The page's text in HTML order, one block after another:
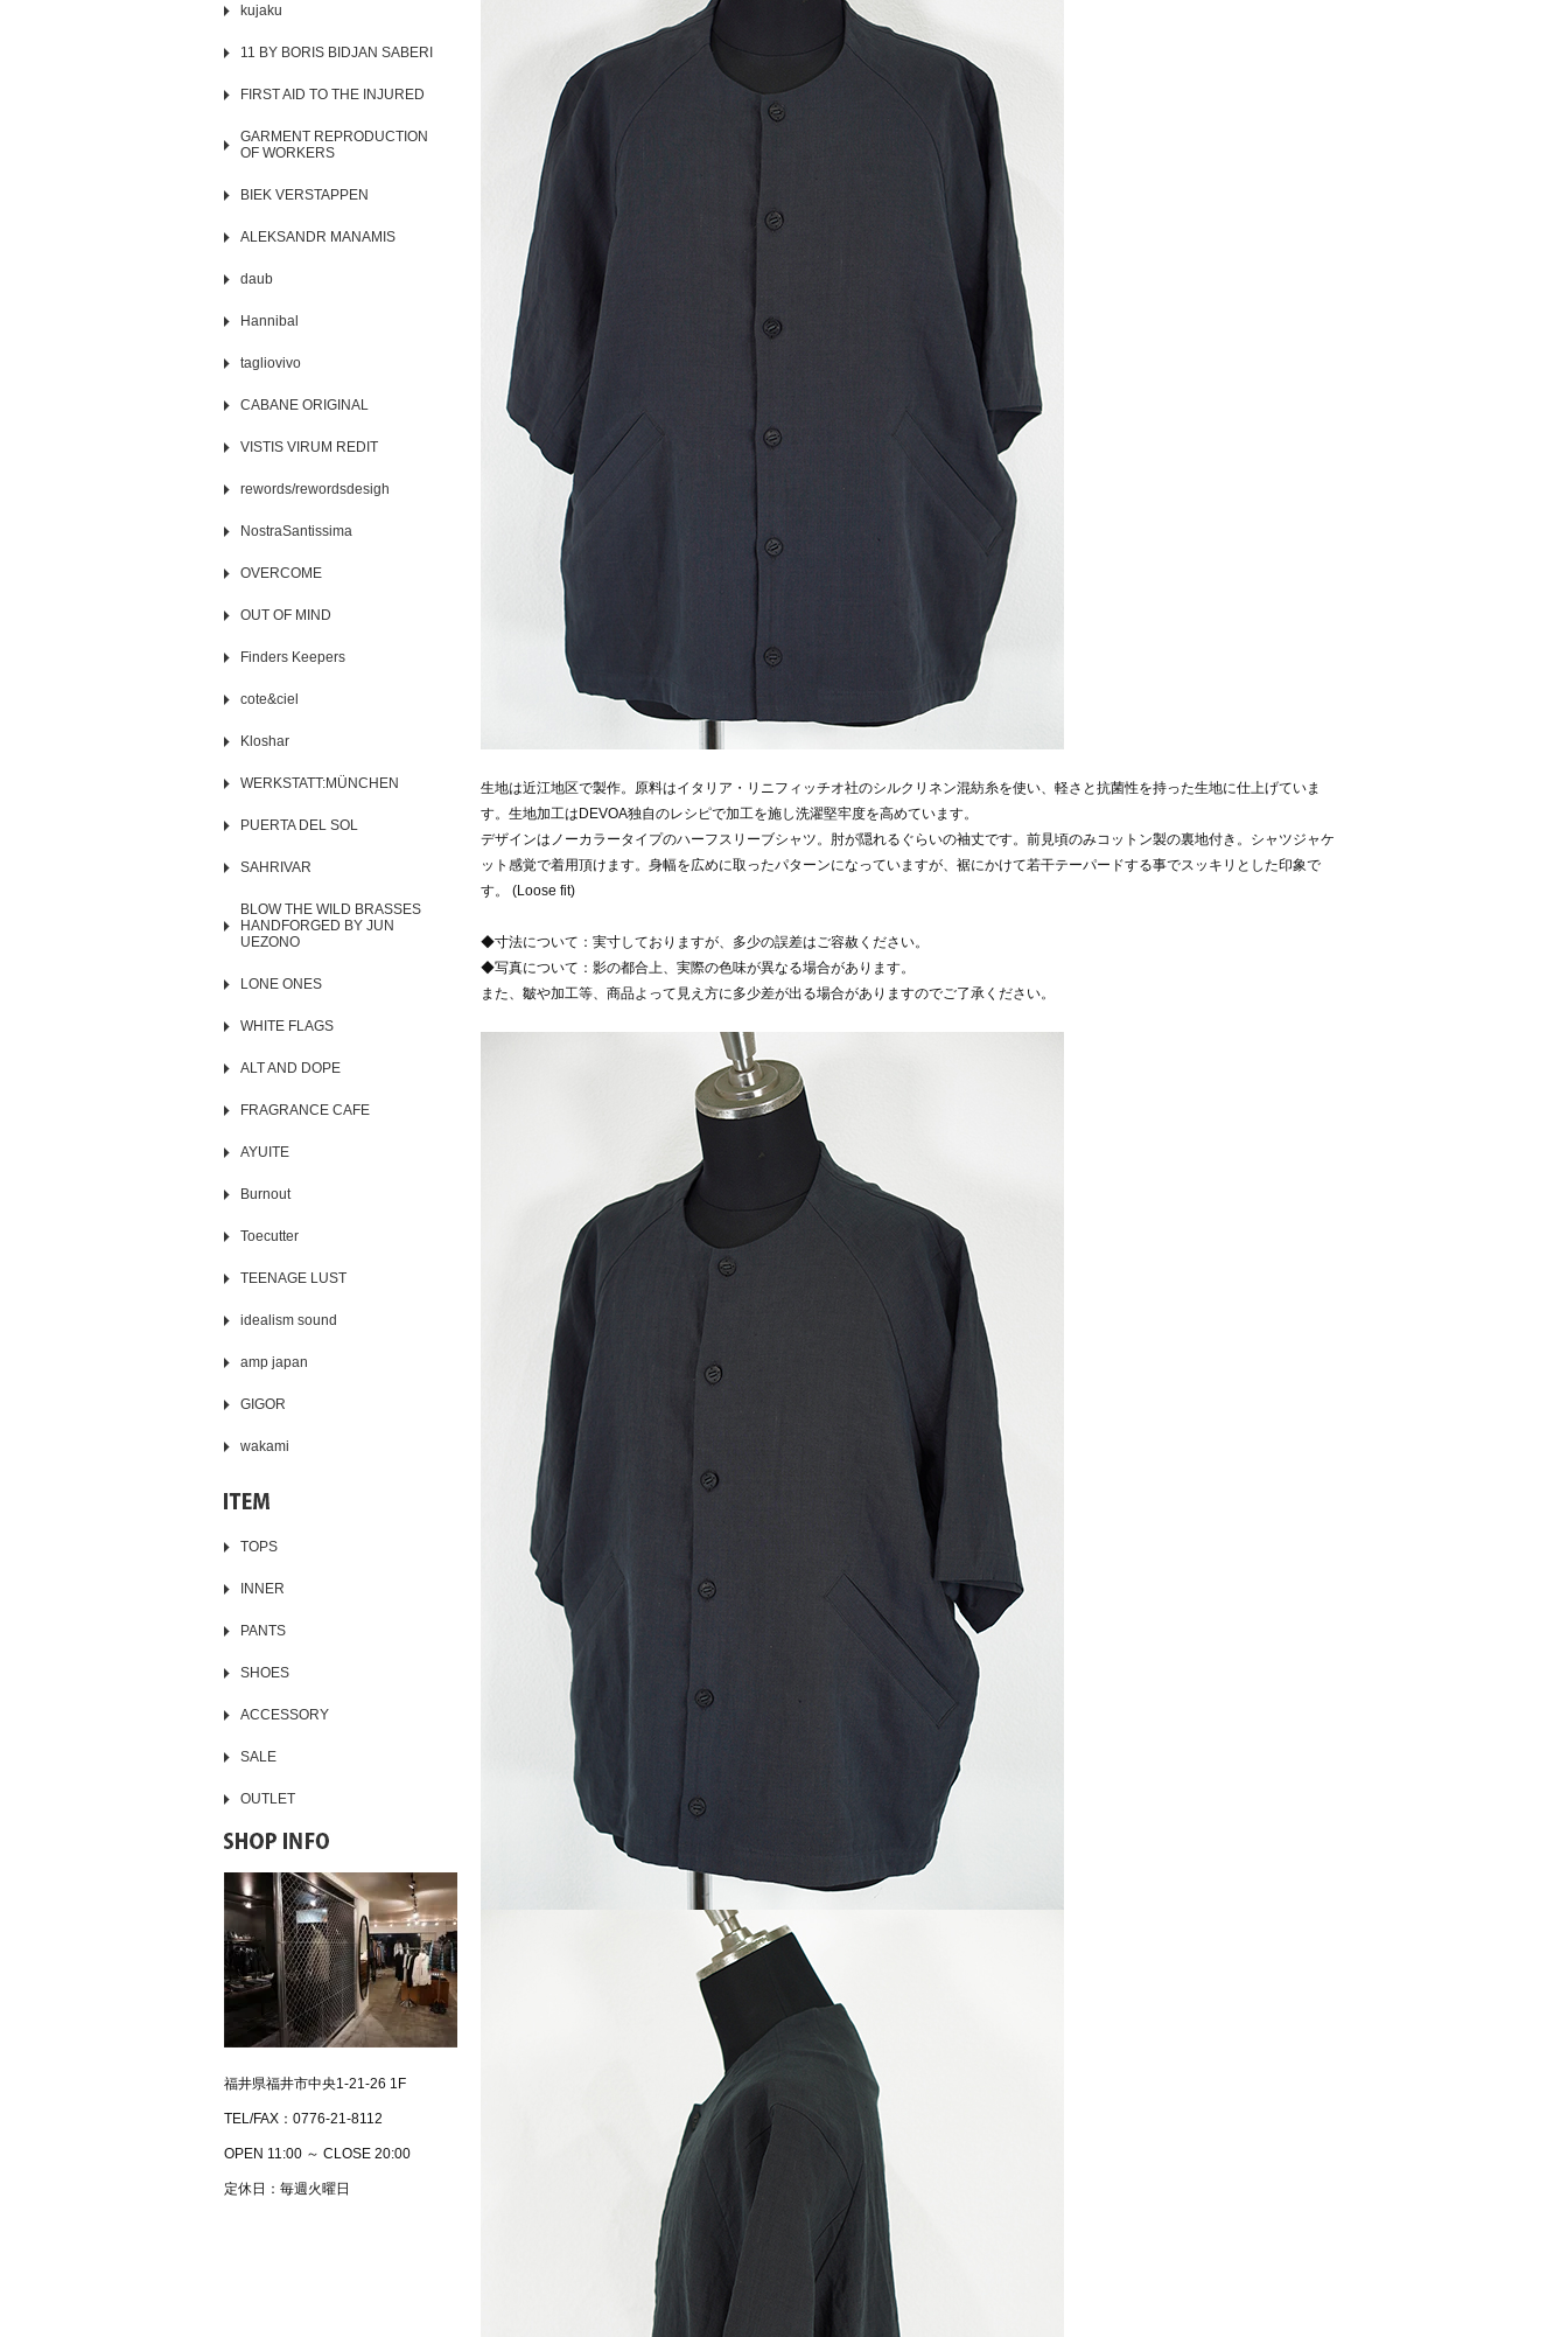
生地は近江地区で製作。原料はイタリア・リニフィッチオ社のシルクリネン混紡糸を使い、軽さと抗菌性を持った生地に仕上げていま
す。生地加工はDEVOA独自のレシピで加工を施し洗濯堅牢度を高めています。
デザインはノーカラータイプのハーフスリーブシャツ。肘が隠れるぐらいの袖丈です。前見頃のみコットン製の裏地付き。シャツジャケ
ット感覚で着用頂けます。身幅を広めに取ったパターンになっていますが、裾にかけて若干テーパードする事でスッキリとした印象で
す。 (Loose fit)
◆寸法について：実寸しておりますが、多少の誤差はご容赦ください。
◆写真について：影の都合上、実際の色味が異なる場合があります。
また、皺や加工等、商品よって見え方に多少差が出る場合がありますのでご了承ください。
kujaku
11 BY BORIS BIDJAN SABERI
FIRST AID TO THE INJURED
GARMENT REPRODUCTION
OF WORKERS
BIEK VERSTAPPEN
ALEKSANDR MANAMIS
daub
Hannibal
tagliovivo
CABANE ORIGINAL
VISTIS VIRUM REDIT
rewords/rewordsdesigh
NostraSantissima
OVERCOME
OUT OF MIND
Finders Keepers
cote&ciel
Kloshar
WERKSTATT:MÜNCHEN
PUERTA DEL SOL
SAHRIVAR
BLOW THE WILD BRASSES
HANDFORGED BY JUN
UEZONO
LONE ONES
WHITE FLAGS
ALT AND DOPE
FRAGRANCE CAFE
AYUITE
Burnout
Toecutter
TEENAGE LUST
idealism sound
amp japan
GIGOR
wakami
TOPS
INNER
PANTS
SHOES
ACCESSORY
SALE
OUTLET
福井県福井市中央1-21-26 1F
TEL/FAX：0776-21-8112
OPEN 11:00 ～ CLOSE 20:00
定休日：毎週火曜日